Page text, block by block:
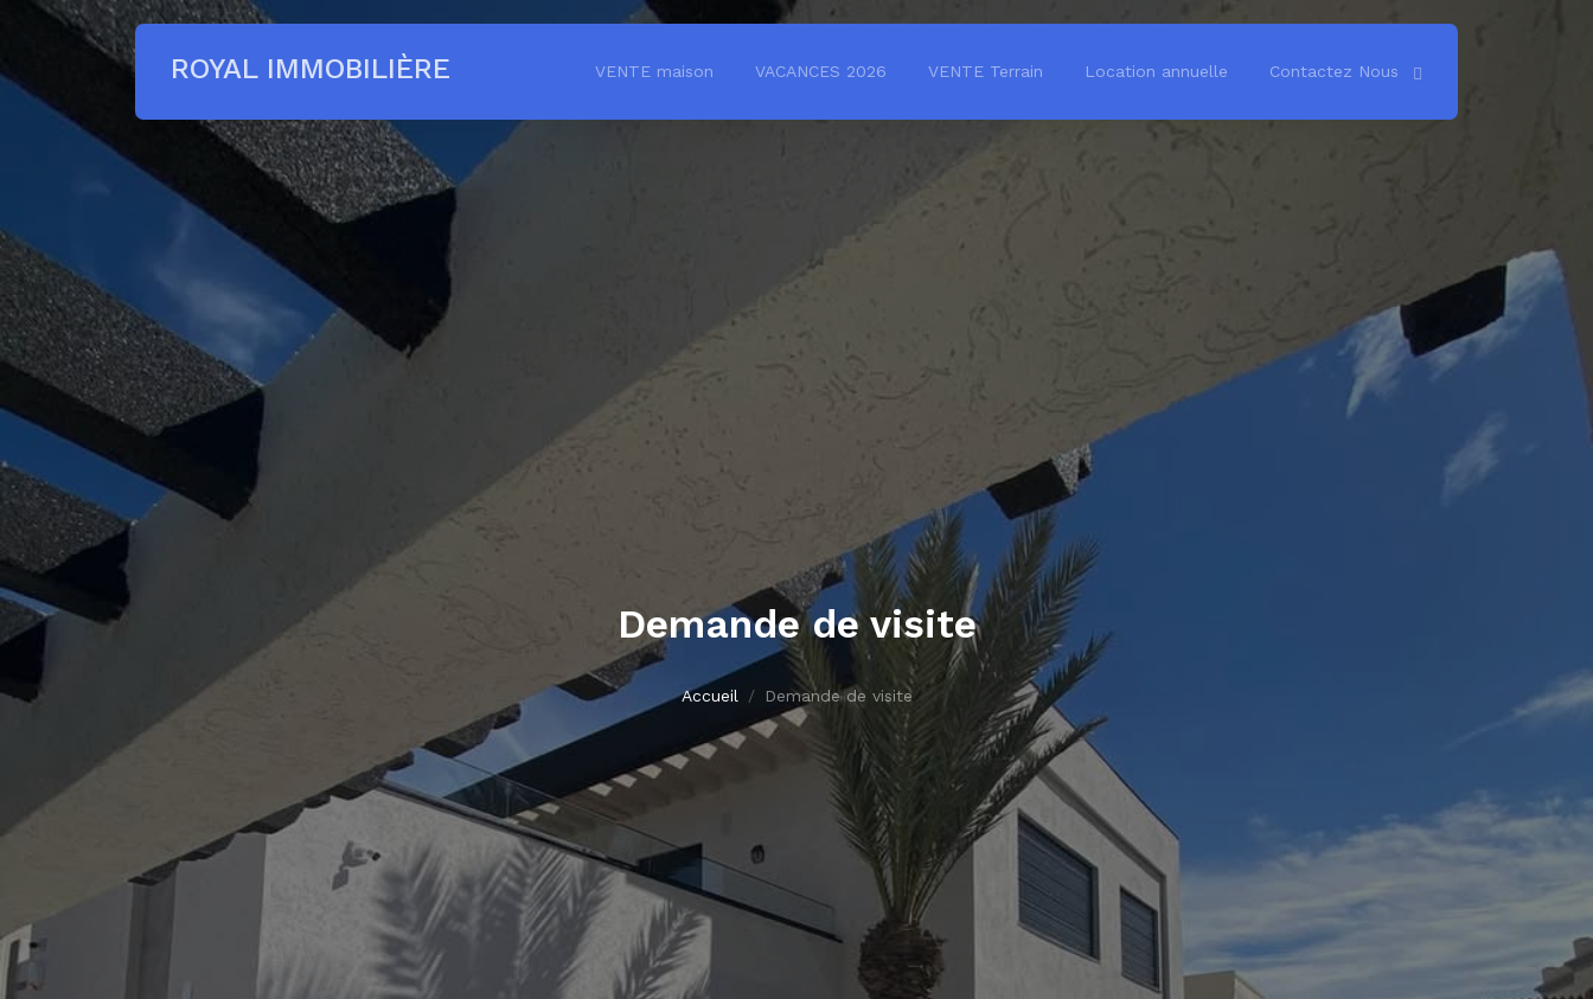
ROYAL IMMOBILIÈRE VENTE maison VACANCES 2026 VENTE Terrain Location annuelle Contactez Nous
Demande de visite
Accueil Demande de visite